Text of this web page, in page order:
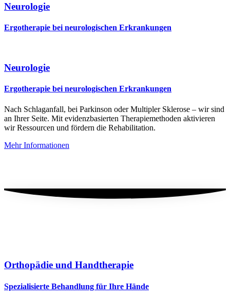
Neurologie
Ergotherapie bei neurologischen Erkrankungen
Neurologie
Ergotherapie bei neurologischen Erkrankungen
Nach Schlaganfall, bei Parkinson oder Multipler Sklerose – wir sind
an Ihrer Seite. Mit evidenzbasierten Therapiemethoden aktivieren
wir Ressourcen und fördern die Rehabilitation.
Mehr Informationen
Orthopädie und Handtherapie
Spezialisierte Behandlung für Ihre Hände